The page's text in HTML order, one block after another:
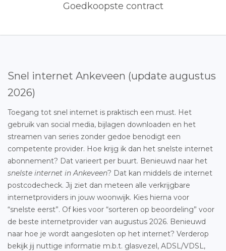
Goedkoopste contract
Snel internet Ankeveen (update augustus
2026)
Toegang tot snel internet is praktisch een must. Het
gebruik van social media, bijlagen downloaden en het
streamen van series zonder gedoe benodigt een
competente provider. Hoe krijg ik dan het snelste internet
abonnement? Dat varieert per buurt. Benieuwd naar het
snelste internet in Ankeveen? Dat kan middels de internet
postcodecheck. Jij ziet dan meteen alle verkrijgbare
internetproviders in jouw woonwijk. Kies hierna voor
“snelste eerst”. Of kies voor “sorteren op beoordeling” voor
de beste internetprovider van augustus 2026. Benieuwd
naar hoe je wordt aangesloten op het internet? Verderop
bekijk jij nuttige informatie m.b.t. glasvezel, ADSL/VDSL,